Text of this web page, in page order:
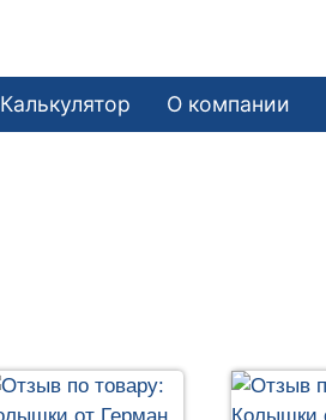
Калькулятор О компании